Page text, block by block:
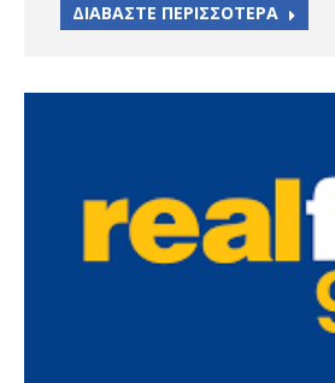
ΔΙΑΒΑΣΤΕ ΠΕΡΙΣΣΟΤΕΡΑ